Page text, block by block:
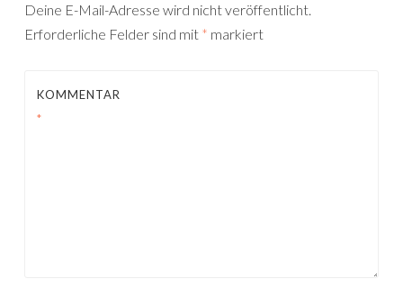
Deine E-Mail-Adresse wird nicht veröffentlicht.
Erforderliche Felder sind mit * markiert
KOMMENTAR
*